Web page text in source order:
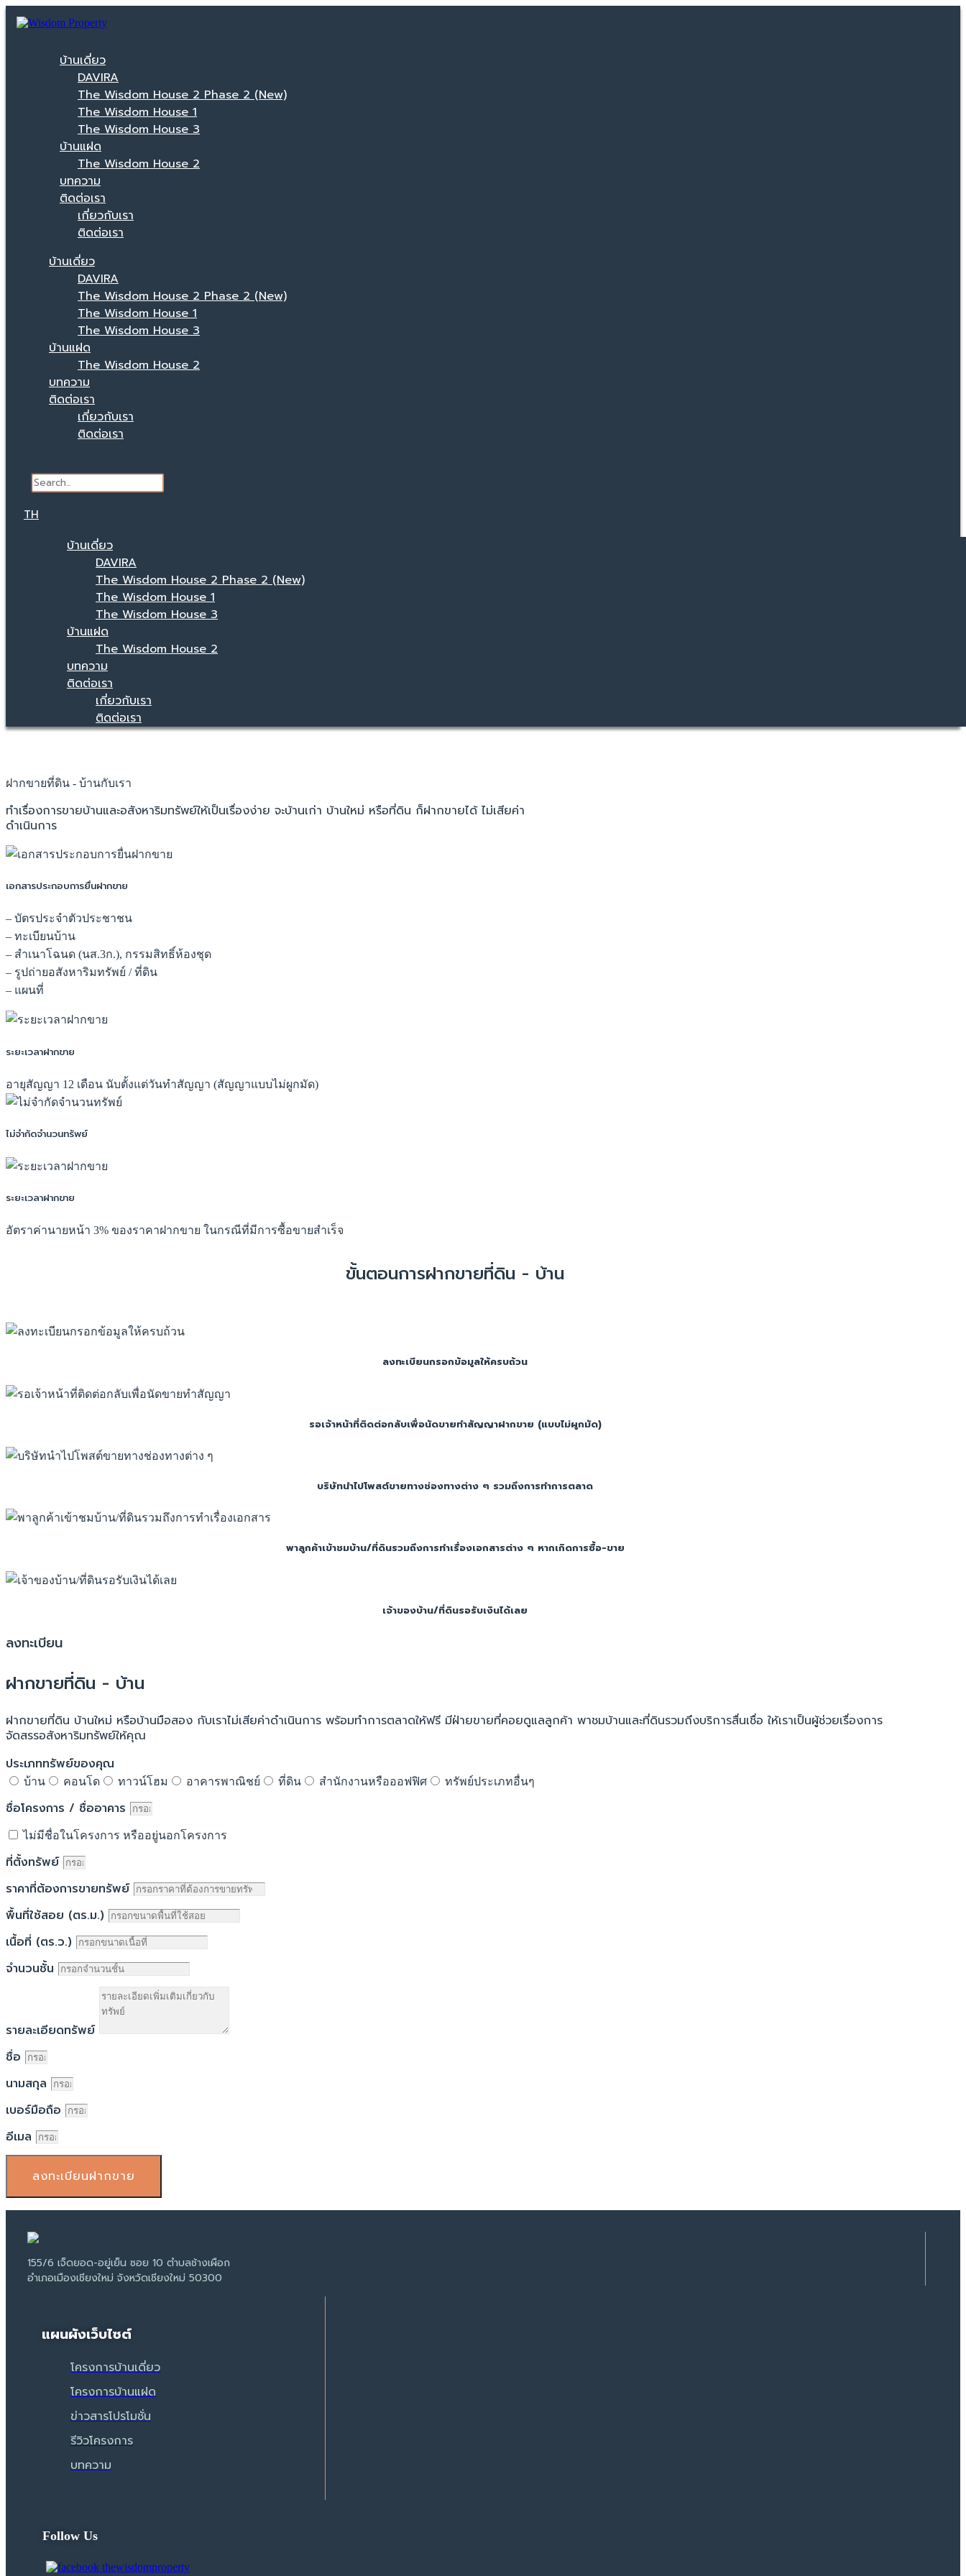
บ้านเดี่ยว
DAVIRA
The Wisdom House 2 Phase 2 (New)
The Wisdom House 1
The Wisdom House 3
บ้านแฝด
The Wisdom House 2
บทความ
ติดต่อเรา
เกี่ยวกับเรา
ติดต่อเรา
บ้านเดี่ยว
DAVIRA
The Wisdom House 2 Phase 2 (New)
The Wisdom House 1
The Wisdom House 3
บ้านแฝด
The Wisdom House 2
บทความ
ติดต่อเรา
เกี่ยวกับเรา
ติดต่อเรา
TH
บ้านเดี่ยว
DAVIRA
The Wisdom House 2 Phase 2 (New)
The Wisdom House 1
The Wisdom House 3
บ้านแฝด
The Wisdom House 2
บทความ
ติดต่อเรา
เกี่ยวกับเรา
ติดต่อเรา
ฝากขายที่ดิน - บ้านกับเรา
ทำเรื่องการขายบ้านและอสังหาริมทรัพย์ให้เป็นเรื่องง่าย จะบ้านเก่า บ้านใหม่ หรือที่ดิน ก็ฝากขายได้ ไม่เสียค่า
ดำเนินการ
เอกสารประกอบการยื่นฝากขาย
– บัตรประจำตัวประชาชน
– ทะเบียนบ้าน
– สำเนาโฉนด (นส.3ก.), กรรมสิทธิ์ห้องชุด
– รูปถ่ายอสังหาริมทรัพย์ / ที่ดิน
– แผนที่
ระยะเวลาฝากขาย
อายุสัญญา 12 เดือน นับตั้งแต่วันทำสัญญา (สัญญาแบบไม่ผูกมัด)
ไม่จำกัดจำนวนทรัพย์
ระยะเวลาฝากขาย
อัตราค่านายหน้า 3% ของราคาฝากขาย ในกรณีที่มีการซื้อขายสำเร็จ
ขั้นตอนการฝากขายที่ดิน - บ้าน
ลงทะเบียนกรอกข้อมูลให้ครบถ้วน
รอเจ้าหน้าที่ติดต่อกลับเพื่อนัดขายทำสัญญาฝากขาย (แบบไม่ผูกมัด)
บริษัทนำไปโพสต์ขายทางช่องทางต่าง ๆ รวมถึงการทำการตลาด
พาลูกค้าเข้าชมบ้าน/ที่ดินรวมถึงการทำเรื่องเอกสารต่าง ๆ หากเกิดการซื้อ-ขาย
เจ้าของบ้าน/ที่ดินรอรับเงินได้เลย
ลงทะเบียน
ฝากขายที่ดิน - บ้าน
ฝากขายที่ดิน บ้านใหม่ หรือบ้านมือสอง กับเราไม่เสียค่าดำเนินการ พร้อมทำการตลาดให้ฟรี มีฝ่ายขายที่คอยดูแลลูกค้า พาชมบ้านและที่ดินรวมถึงบริการสื่นเชื่อ ให้เราเป็นผู้ช่วยเรื่องการ
จัดสรรอสังหาริมทรัพย์ให้คุณ
ประเภททรัพย์ของคุณ
บ้าน คอนโด ทาวน์โฮม อาคารพาณิชย์ ที่ดิน สำนักงานหรือออฟฟิศ ทรัพย์ประเภทอื่นๆ
ชื่อโครงการ / ชื่ออาคาร
ไม่มีชื่อในโครงการ หรืออยู่นอกโครงการ
ที่ตั้งทรัพย์
ราคาที่ต้องการขายทรัพย์
พื้นที่ใช้สอย (ตร.ม.)
เนื้อที่ (ตร.ว.)
จำนวนชั้น
รายละเอียดทรัพย์
ชื่อ
นามสกุล
เบอร์มือถือ
อีเมล
ลงทะเบียนฝากขาย
155/6 เจ็ดยอด-อยู่เย็น ซอย 10 ตำบลช้างเผือก
อำเภอเมืองเชียงใหม่ จังหวัดเชียงใหม่ 50300
แผนผังเว็บไซต์
โครงการบ้านเดี่ยว
โครงการบ้านแฝด
ข่าวสารโปรโมชั่น
รีวิวโครงการ
บทความ
Follow Us